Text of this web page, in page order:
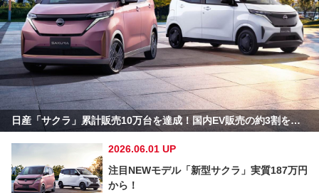
日産「サクラ」累計販売10万台を達成！国内EV販売の約3割を占める...
2026.06.01 UP
注目NEWモデル「新型サクラ」実質187万円
から！